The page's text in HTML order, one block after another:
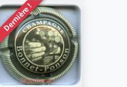
Dernière !